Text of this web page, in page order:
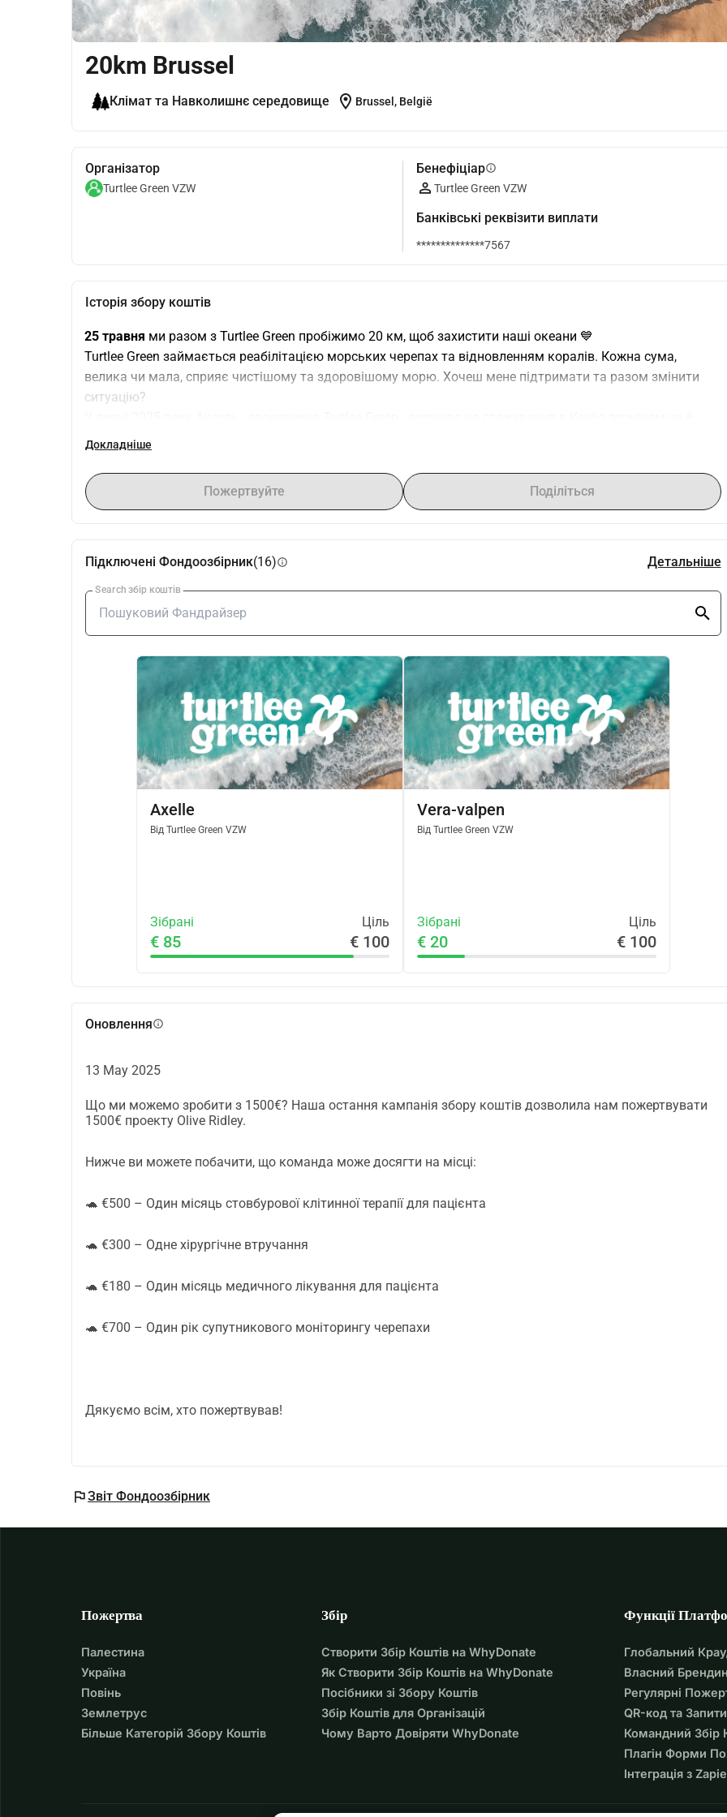
20km Brussel
Клімат та Навколишнє середовище location_on Brussel, België
Організатор
Turtlee Green VZW
Бенефіціарinfo
Turtlee Green VZW
Банківські реквізити виплати
**************7567
Історія збору коштів
25 травня ми разом з Turtlee Green пробіжимо 20 км, щоб захистити наші океани 💙
Turtlee Green займається реабілітацією морських черепах та відновленням коралів. Кожна сума,
велика чи мала, сприяє чистішому та здоровішому морю. Хочеш мене підтримати та разом змінити
ситуацію?
місяців. На прекрасному узбережжі є безліч ініціатив з охорони океанів, які вона відвідає і з вашою
Пожертвуйте тут і допоможіть 🐢
Докладніше
Пожертвуйте Поділіться
Підключені Фондоозбірник(16)info Детальніше
Search збір коштів
Axelle
Від Turtlee Green VZW
Зібрані Ціль
€ 85 € 100
Vera-valpen
Від Turtlee Green VZW
Зібрані Ціль
€ 20 € 100
Оновленняinfo
13 May 2025
Що ми можемо зробити з 1500€? Наша остання кампанія збору коштів дозволила нам пожертвувати
1500€ проекту Olive Ridley.
Нижче ви можете побачити, що команда може досягти на місці:
🐢 €500 – Один місяць стовбурової клітинної терапії для пацієнта
🐢 €300 – Одне хірургічне втручання
🐢 €180 – Один місяць медичного лікування для пацієнта
🐢 €700 – Один рік супутникового моніторингу черепахи
Дякуємо всім, хто пожертвував!
flagЗвіт Фондоозбірник
Пожертва
Палестина
Україна
Повінь
Землетрус
Більше Категорій Збору Коштів
Збір
Створити Збір Коштів на WhyDonate
Як Створити Збір Коштів на WhyDonate
Посібники зі Збору Коштів
Збір Коштів для Організацій
Чому Варто Довіряти WhyDonate
Функції
Глобальний
Власний
Регулярні
QR-код та
Командний Збір
Плагін Форми
Інтеграція з